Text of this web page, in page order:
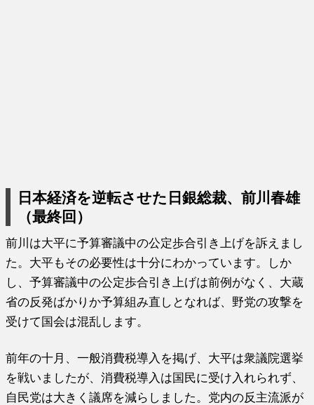
日本経済を逆転させた日銀総裁、前川春雄
（最終回）
前川は大平に予算審議中の公定歩合引き上げを訴えまし
た。大平もその必要性は十分にわかっています。しか
し、予算審議中の公定歩合引き上げは前例がなく、大蔵
省の反発ばかりか予算組み直しとなれば、野党の攻撃を
受けて国会は混乱します。
前年の十月、一般消費税導入を掲げ、大平は衆議院選挙
を戦いましたが、消費税導入は国民に受け入れられず、
自民党は大きく議席を減らしました。党内の反主流派が